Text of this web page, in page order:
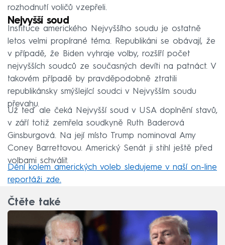
rozhodnutí voličů vzepřeli.
Nejvyšší soud
Instituce amerického Nejvyššího soudu je ostatně
letos velmi propírané téma. Republikáni se obávají, že
v případě, že Biden vyhraje volby, rozšíří počet
nejvyšších soudců ze současných devíti na patnáct. V
takovém případě by pravděpodobně ztratili
republikánsky smýšlející soudci v Nejvyšším soudu
převahu.
Už teď ale čeká Nejvyšší soud v USA doplnění stavů,
v září totiž zemřela soudkyně Ruth Baderová
Ginsburgová. Na její místo Trump nominoval Amy
Coney Barrettovou. Americký Senát ji stihl ještě před
volbami schválit.
Dění kolem amerických voleb sledujeme v naší on-line
reportáži zde.
Čtěte také